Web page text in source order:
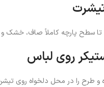
تا سطح پارچه کاملاً صاف،
و طرح را در محل دلخواه روی